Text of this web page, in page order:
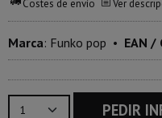
Costes de envío Ver
Marca: Funko pop • EAN /
PEDIR